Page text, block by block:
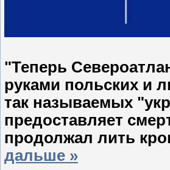
"Теперь
руками польских и
так называемых
предоставляет
продолжал лить
дальше »